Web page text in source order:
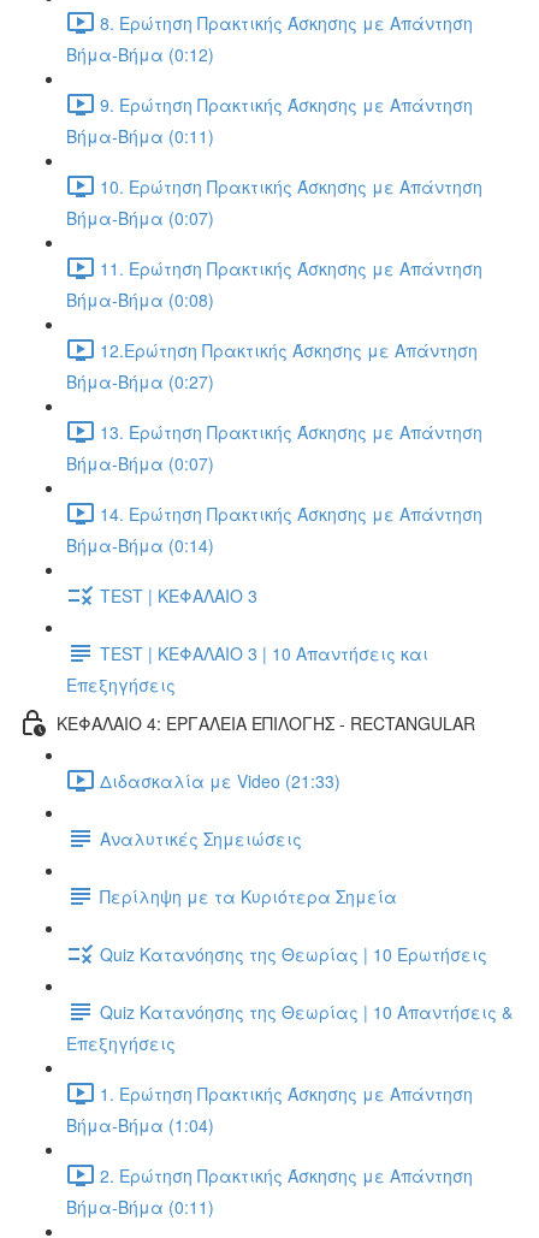
8. Ερώτηση Πρακτικής Άσκησης με Απάντηση
Βήμα-Βήμα (0:12)
9. Ερώτηση Πρακτικής Άσκησης με Απάντηση
Βήμα-Βήμα (0:11)
10. Ερώτηση Πρακτικής Άσκησης με Απάντηση
Βήμα-Βήμα (0:07)
11. Ερώτηση Πρακτικής Άσκησης με Απάντηση
Βήμα-Βήμα (0:08)
12.Ερώτηση Πρακτικής Άσκησης με Απάντηση
Βήμα-Βήμα (0:27)
13. Ερώτηση Πρακτικής Άσκησης με Απάντηση
Βήμα-Βήμα (0:07)
14. Ερώτηση Πρακτικής Άσκησης με Απάντηση
Βήμα-Βήμα (0:14)
TEST | ΚΕΦΑΛΑΙΟ 3
TEST | ΚΕΦΑΛΑΙΟ 3 | 10 Απαντήσεις και
Επεξηγήσεις
ΚΕΦΑΛΑΙΟ 4: ΕΡΓΑΛΕΙΑ ΕΠΙΛΟΓΗΣ - RECTANGULAR
Διδασκαλία με Video (21:33)
Αναλυτικές Σημειώσεις
Περίληψη με τα Κυριότερα Σημεία
Quiz Κατανόησης της Θεωρίας | 10 Ερωτήσεις
Quiz Κατανόησης της Θεωρίας | 10 Απαντήσεις &
Επεξηγήσεις
1. Ερώτηση Πρακτικής Άσκησης με Απάντηση
Βήμα-Βήμα (1:04)
2. Ερώτηση Πρακτικής Άσκησης με Απάντηση
Βήμα-Βήμα (0:11)